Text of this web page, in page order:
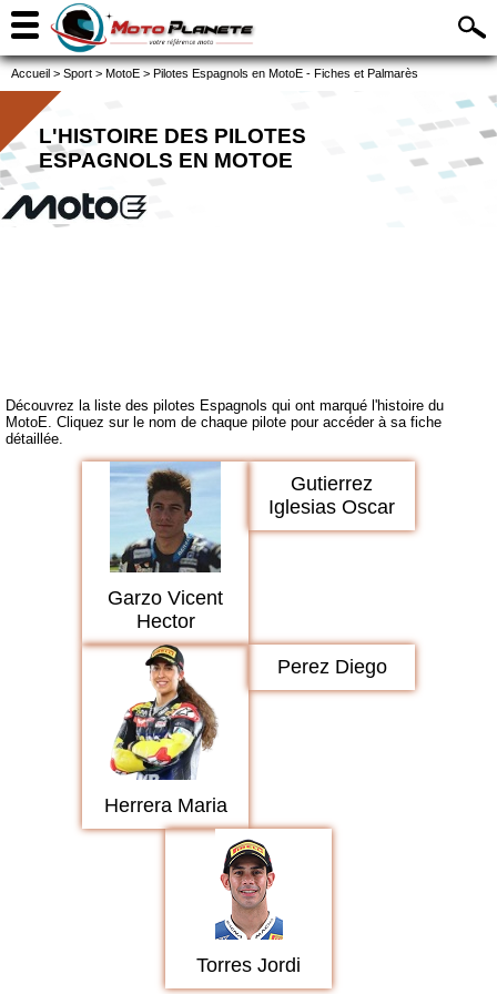
Accueil > Sport > MotoE > Pilotes Espagnols en MotoE - Fiches et Palmarès
L'HISTOIRE DES PILOTES
ESPAGNOLS EN MOTOE
Découvrez la liste des pilotes Espagnols qui ont marqué l'histoire du
MotoE. Cliquez sur le nom de chaque pilote pour accéder à sa fiche
détaillée.
Garzo Vicent
Hector
Gutierrez
Iglesias Oscar
Herrera Maria
Perez Diego
Torres Jordi